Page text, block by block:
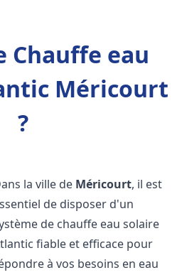
Chauffe eau
Méricourt
?
la ville de Méricourt, il est
de disposer d'un
de chauffe eau solaire
fiable et efficace pour
à vos besoins en eau